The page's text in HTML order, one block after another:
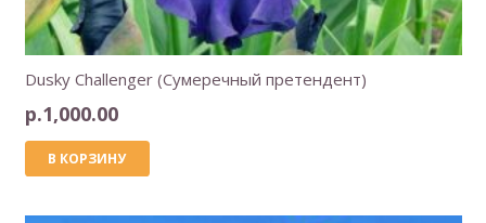
Dusky Challenger (Сумеречный претендент)
р.1,000.00
В КОРЗИНУ